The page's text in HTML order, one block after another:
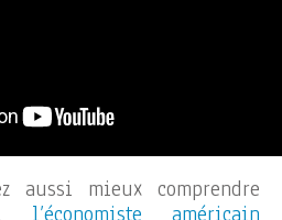
aussi mieux comprendre
l’économiste américain